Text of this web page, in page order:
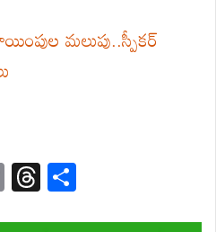
మలుపు..స్పీకర్
C
o
T
hr